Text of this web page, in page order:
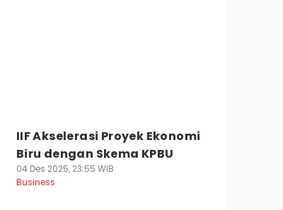
IIF Akselerasi Proyek Ekonomi
Biru dengan Skema KPBU
04 Des 2025, 23:55 WIB
Business